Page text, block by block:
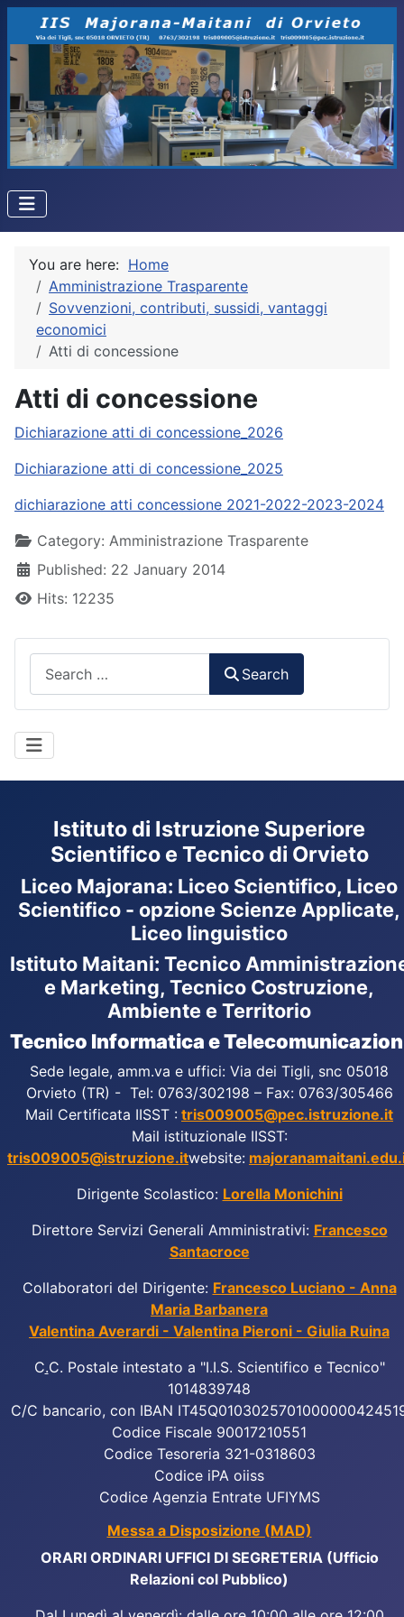
You are here: Home
Amministrazione Trasparente
Sovvenzioni, contributi, sussidi, vantaggi
economici
Atti di concessione
Atti di concessione
Dichiarazione atti di concessione_2026
Dichiarazione atti di concessione_2025
dichiarazione atti concessione 2021-2022-2023-2024
DetailsCategory: Amministrazione Trasparente
Published: 22 January 2014
Hits: 12235
Search
Istituto di Istruzione Superiore
Scientifico e Tecnico di Orvieto
Liceo Majorana: Liceo Scientifico, Liceo
Scientifico - opzione Scienze Applicate,
Liceo linguistico
Istituto Maitani: Tecnico
e Marketing, Tecnico Costruzione,
Ambiente e Territorio
Tecnico Informatica e
Sede legale, amm.va e uffici: Via dei Tigli, snc 05018
Orvieto (TR) - Tel: 0763/302198 – Fax: 0763/305466
Mail Certificata IISST : tris009005@pec.istruzione.it
Mail istituzionale IISST:
tris009005@istruzione.itwebsite:
Dirigente Scolastico: Lorella Monichini
Direttore Servizi Generali Amministrativi: Francesco
Santacroce
Collaboratori del Dirigente: Francesco Luciano - Anna
Maria Barbanera
Valentina Averardi - Valentina Pieroni - Giulia Ruina
C.C. Postale intestato a "I.I.S. Scientifico e Tecnico"
1014839748
C/C bancario, con IBAN
Codice Fiscale 90017210551
Codice Tesoreria 321-0318603
Codice iPA oiiss
Codice Agenzia Entrate UFIYMS
Messa a Disposizione (MAD)
ORARI ORDINARI UFFICI DI SEGRETERIA (Ufficio
Relazioni col Pubblico)